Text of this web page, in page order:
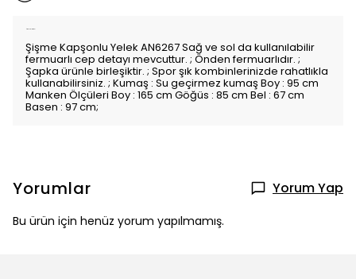
Şişme Kapşonlu Yelek AN6267 Sağ ve sol da kullanılabilir
fermuarlı cep detayı mevcuttur. ; Önden fermuarlıdır. ;
Şapka ürünle birleşiktir. ; Spor şık kombinlerinizde rahatlıkla
kullanabilirsiniz. ; Kumaş : Su geçirmez kumaş Boy : 95 cm
Manken Ölçüleri Boy : 165 cm Göğüs : 85 cm Bel : 67 cm
Basen : 97 cm;
Yorumlar Yorum Yap
Bu ürün için henüz yorum yapılmamış.